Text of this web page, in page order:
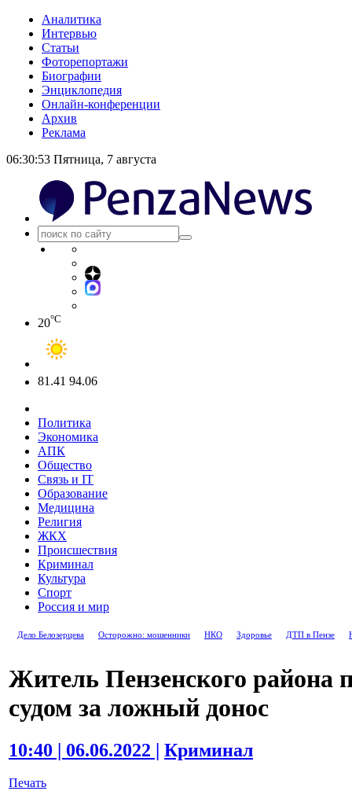
Аналитика
Интервью
Статьи
Фоторепортажи
Биографии
Энциклопедия
Онлайн-конференции
Архив
Реклама
06:30:53 Пятница, 7 августа
20°C
81.41 94.06
Политика
Экономика
АПК
Общество
Связь и IT
Образование
Медицина
Религия
ЖКХ
Происшествия
Криминал
Культура
Спорт
Россия и мир
Дело Белозерцева Осторожно: мошенники НКО Здоровье ДТП в Пензе
Житель Пензенского района
судом за ложный донос
10:40 | 06.06.2022 | Криминал
Печать